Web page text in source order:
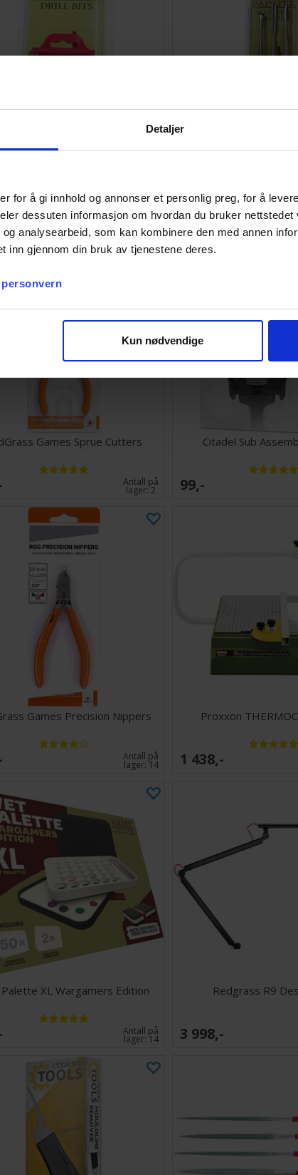
Detaljer
for å gi innhold og annonser et personlig preg, for å
dessuten informasjon om hvordan du bruker
analysearbeid, som kan kombinere den med annen
inn gjennom din bruk av tjenestene deres.
Kun nødvendige
27.08.2026 178,-
Games Sprue Cutters
Antall på
lager:2
Citadel Sub
99,-
Games Precision Nippers
Antall på
lager: 14
Proxxon
1 438,-
XL Wargamers Edition
Antall på
lager: 14
Redgrass R9
3 998,-